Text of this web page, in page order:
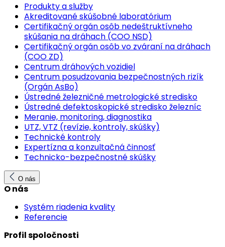
Produkty a služby
Akreditované skúšobné laboratórium
Certifikačný orgán osôb nedeštruktívneho
skúšania na dráhach (COO NSD)
Certifikačný orgán osôb vo zváraní na dráhach
(COO ZD)
Centrum dráhových vozidiel
Centrum posudzovania bezpečnostných rizík
(Orgán AsBo)
Ústredné železničné metrologické stredisko
Ústredné defektoskopické stredisko železníc
Meranie, monitoring, diagnostika
UTZ, VTZ (revízie, kontroly, skúšky)
Technické kontroly
Expertízna a konzultačná činnosť
Technicko-bezpečnostné skúšky
O nás
O nás
Systém riadenia kvality
Referencie
Profil spoločnosti